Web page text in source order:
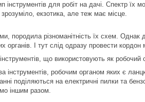
інструментів для робіт на дачі. Спектр
екзотика, але теж має місце.
породила різноманітність їх схем. Однак
органів. І тут слід одразу провести
що використовують як
робочим органом яких є
поділяються на електричні пилки та
іншим разом.